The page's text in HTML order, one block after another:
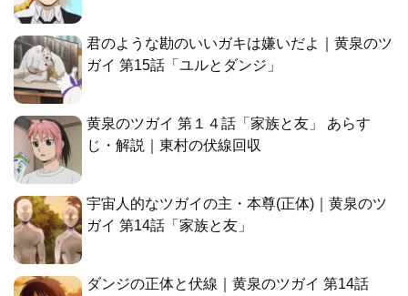
君のような勘のいいガキは嫌いだよ｜黄泉のツ
ガイ 第15話「ユルとダンジ」
黄泉のツガイ 第１４話「家族と友」 あらす
じ・解説｜東村の伏線回収
宇宙人的なツガイの主・本尊(正体)｜黄泉のツ
ガイ 第14話「家族と友」
ダンジの正体と伏線｜黄泉のツガイ 第14話